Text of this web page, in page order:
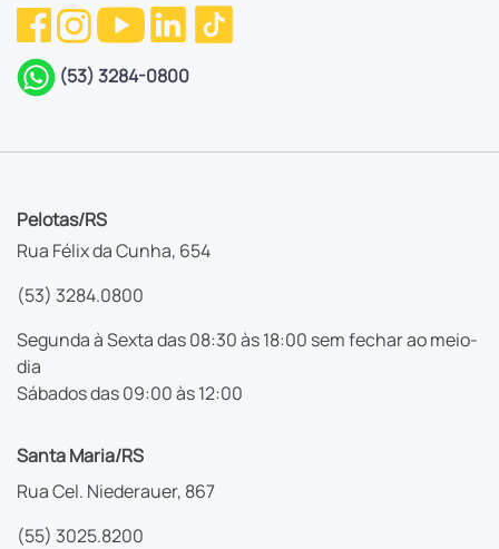
(53) 3284-0800
Pelotas/RS
Rua Félix da Cunha, 654
(53) 3284.0800
Segunda à Sexta das 08:30 às 18:00 sem fechar ao meio-
dia
Sábados das 09:00 às 12:00
Santa Maria/RS
Rua Cel. Niederauer, 867
(55) 3025.8200